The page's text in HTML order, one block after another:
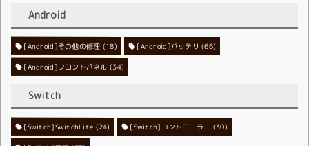
Android
[Android]その他の修理 (18) [Android]バッテリ (66)
[Android]フロントパネル (34)
Switch
[Switch]SwitchLite (24) [Switch]コントローラー (30)